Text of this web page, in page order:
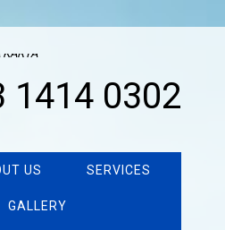
1414 0302
US SERVICES
GALLERY